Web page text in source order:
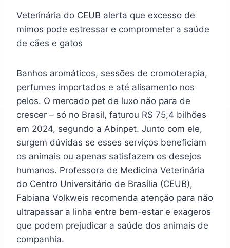
Veterinária do CEUB alerta que excesso de
mimos pode estressar e comprometer a saúde
de cães e gatos
Banhos aromáticos, sessões de cromoterapia,
perfumes importados e até alisamento nos
pelos. O mercado pet de luxo não para de
crescer – só no Brasil, faturou R$ 75,4 bilhões
em 2024, segundo a Abinpet. Junto com ele,
surgem dúvidas se esses serviços beneficiam
os animais ou apenas satisfazem os desejos
humanos. Professora de Medicina Veterinária
do Centro Universitário de Brasília (CEUB),
Fabiana Volkweis recomenda atenção para não
ultrapassar a linha entre bem-estar e exageros
que podem prejudicar a saúde dos animais de
companhia.